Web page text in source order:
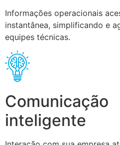
Informações operacionais
instantânea, simplificando e
equipes técnicas.
Comunicação
inteligente